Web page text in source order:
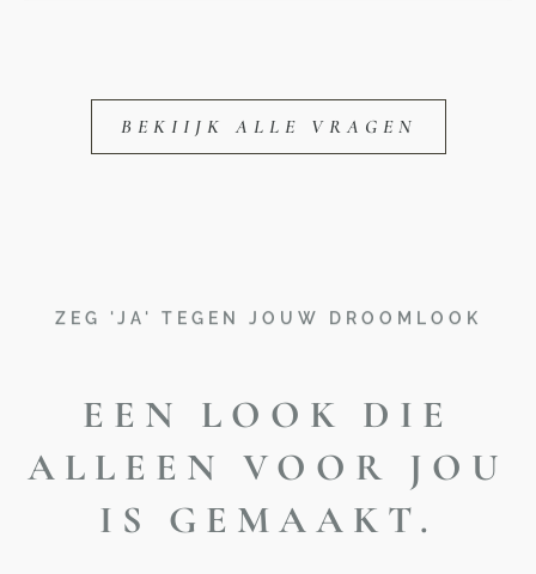
BEKIIJK ALLE VRAGEN
ZEG 'JA' TEGEN JOUW DROOMLOOK
EEN LOOK DIE
ALLEEN VOOR JOU
IS GEMAAKT.